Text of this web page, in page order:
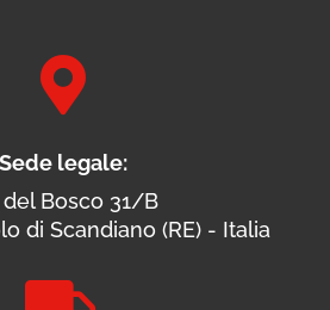

Sede legale:
del Bosco 31/B
di Scandiano (RE) - Italia